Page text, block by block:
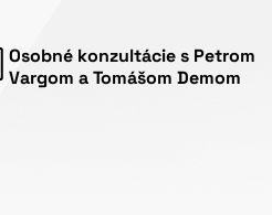
Osobné konzultácie s Petrom
Vargom a Tomášom Demom